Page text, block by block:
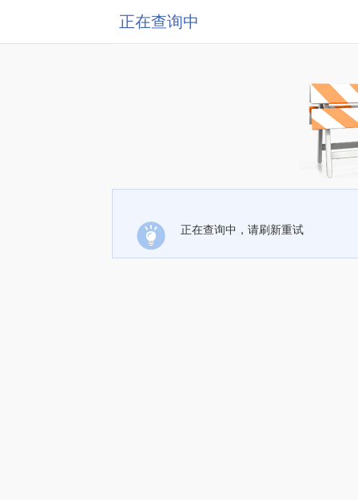
正在查询中
正在查询中，请刷新重试